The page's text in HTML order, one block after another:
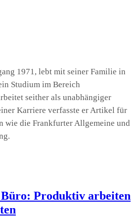
1971, lebt mit seiner Familie in
Studium im Bereich
seither als unabhängiger
Karriere verfasste er Artikel für
wie die Frankfurter Allgemeine und
Büro: Produktiv arbeiten